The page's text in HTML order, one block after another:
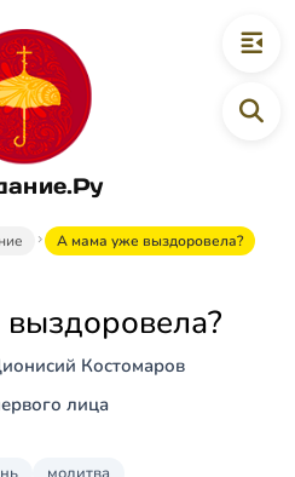
А мама уже выздоровела?
Костомаров
лица